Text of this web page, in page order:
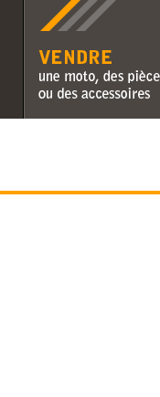
Vendre une moto, des
des accessoires